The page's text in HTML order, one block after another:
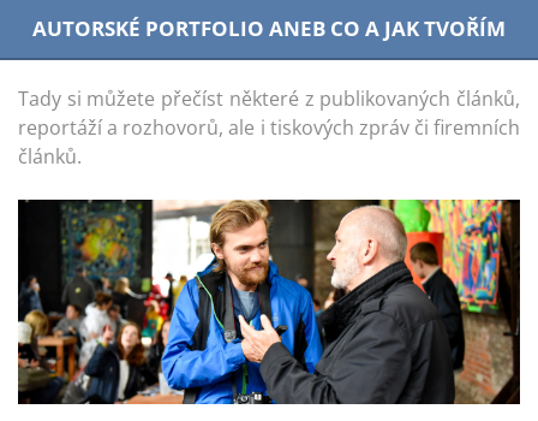
AUTORSKÉ PORTFOLIO ANEB CO A JAK TVOŘÍM
Tady si můžete přečíst některé z publikovaných článků,
reportáží a rozhovorů, ale i tiskových zpráv či firemních
článků.